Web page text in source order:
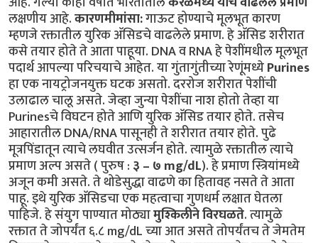
लक्षणीय आहे.कारणमीमांसा:गाऊट होण्याचे मूलभूत कारण
म्हणजे रक्तातील युरिक अ‍ॅसिडचे वाढलेले प्रमाण. हे अ‍ॅसिड शरीरात
कसे तयार होते ते आता पाहूया. DNA व RNA हे पेशींमधील मूलभूत
पदार्थ आपल्या परिचयाचे आहेत. या गुंतागुंतीच्या रेणूंमध्येPurines
हा एक नायट्रोजनयुक्त घटक असतो. दररोज शरीरात पेशींची
उलाढाल चालू असते. जेव्हा जुन्या पेशींचा नाश होतो तेव्हा या
Purinesचे विघटन होते आणि युरिक अ‍ॅसिड तयार होते. तसेच
आहारातील DNA/RNA पासूनही ते शरीरात तयार होते. पुढे
मूत्रपिंडातून त्याचे लघवीत उत्सर्जन होते. त्यामुळे रक्तातील त्याचे
प्रमाण अल्प असते ( पुरुष :३ – ७ mg/dL). हे प्रमाण स्त्रियांमध्ये
अजून कमी असते. ते थोडेसुद्धा वाढणे का हितावह नसते ते आता
पाहू. इथे युरिक अ‍ॅसिडचा एक महत्वाचा गुणधर्म लक्षात घेतला
पाहिजे. हे संयुग पाण्यात मोठ्यामुश्किलीने विरघळते. त्यामुळे
रक्तात ते जोपर्यंत ६.८ mg/dL च्या आत असते तोपर्यंतच ते जेमतेम